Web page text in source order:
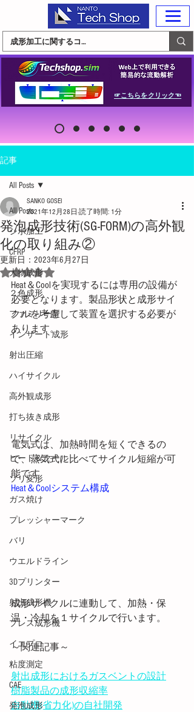
☞こちらをクリック☜
記事
All Posts
シボ加工
CFRP
大物成形
２色成形
ファミリー型
インサート成形
射出圧縮
ハイサイクル
高外観成形
打ち抜き成形
リサイクル
ヒート＆クール
ソリ変形
ガス焼け
プレッシャーマーク
バリ
ウエルドライン
3Dプリンター
射出成形機
プレス成形機
イエプコ
粘度測定
CAE
発泡成形
All Posts
発泡成形技術(SG-FORM)の高外観
化の取り組み②
SANKO GOSEI
2021年12月28日 読了時間: 1分
更新日： 2023年6月27日
5つ星のうちNaNと評価されています。
Heat＆Coolを実現するには専用の設備が
必要となります。製品形状と成形サイ
クルを考慮して装置を選択する必要が
あります。
電気式は、加熱時間を短くできるの
で、蒸気式に比べてサイクル短縮が可
能です
Heat＆Coolシステム構成
成形サイクルに連動して、加熱・保
温・冷却を１サイクルで行います。
～関連記事～
射出成形におけるガスベントの設計
樹脂製品の成形収縮率
自動機(省力化)の自社開発